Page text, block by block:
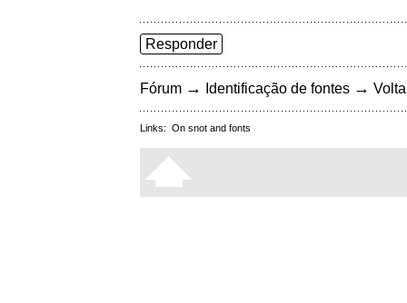
Responder
Fórum → Identificação de fontes →
Links: On snot and fonts